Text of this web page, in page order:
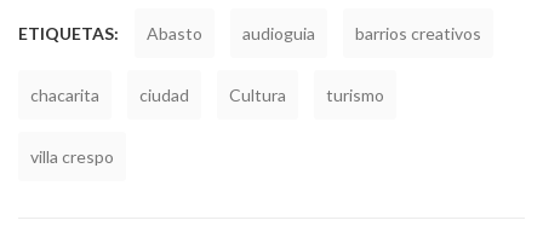
ETIQUETAS: Abasto audioguia barrios creativos
chacarita ciudad Cultura turismo
villa crespo